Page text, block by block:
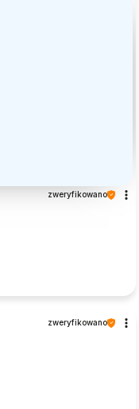
zweryfikowano
zweryfikowano